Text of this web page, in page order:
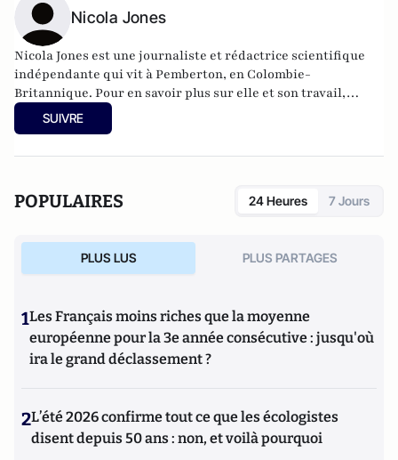
Nicola Jones
Nicola Jones est une journaliste et rédactrice scientifique
indépendante qui vit à Pemberton, en Colombie-
Britannique. Pour en savoir plus sur elle et son travail,
consultez son
blog
SUIVRE
POPULAIRES 24 Heures 7 Jours
PLUS LUS PLUS PARTAGES
1Les Français moins riches que la moyenne
européenne pour la 3e année consécutive : jusqu'où
ira le grand déclassement ?
2L’été 2026 confirme tout ce que les écologistes
disent depuis 50 ans : non, et voilà pourquoi